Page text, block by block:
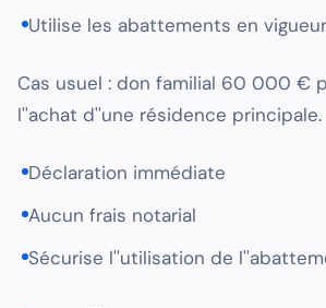
Utilise les abattements en vigueur
Cas usuel : don familial 60 000 €
l''achat d''une résidence principale.
Déclaration immédiate
Aucun frais notarial
Sécurise l''utilisation de